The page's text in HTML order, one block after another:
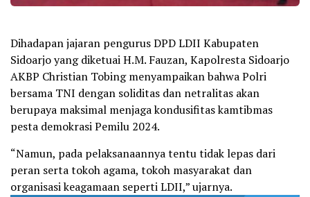
Dihadapan jajaran pengurus DPD LDII Kabupaten
Sidoarjo yang diketuai H.M. Fauzan, Kapolresta Sidoarjo
AKBP Christian Tobing menyampaikan bahwa Polri
bersama TNI dengan soliditas dan netralitas akan
berupaya maksimal menjaga kondusifitas kamtibmas
pesta demokrasi Pemilu 2024.
“Namun, pada pelaksanaannya tentu tidak lepas dari
peran serta tokoh agama, tokoh masyarakat dan
organisasi keagamaan seperti LDII,” ujarnya.